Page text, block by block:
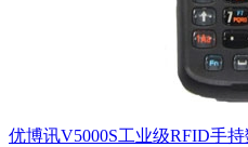
优博讯V5000S工业级RFID手持